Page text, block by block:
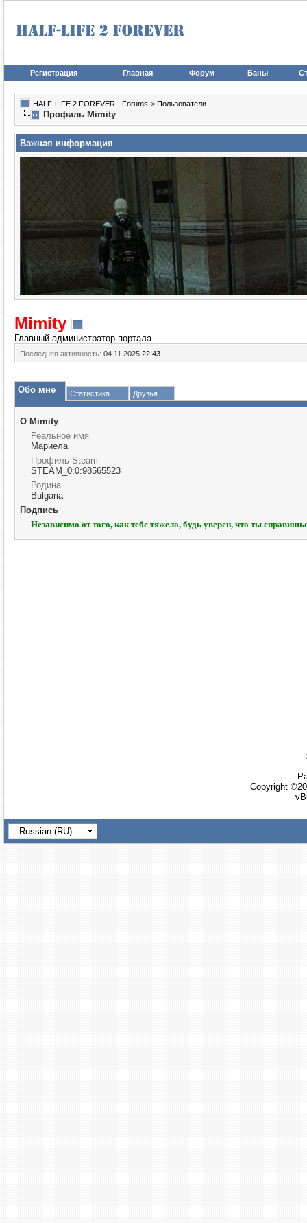
Регистрация Главная Форум Баны
HALF-LIFE 2 FOREVER - Forums > Пользователи
Профиль Mimity
Важная информация
Mimity
Главный администратор портала
Последняя активность: 04.11.2025 22:43
Обо мне Статистика Друзья
О Mimity
Реальное имя
Мариела
Профиль Steam
STEAM_0:0:98565523
Родина
Bulgaria
Подпись
Независимо от того, как тебе тяжело, будь уверен, что ты
Copyright